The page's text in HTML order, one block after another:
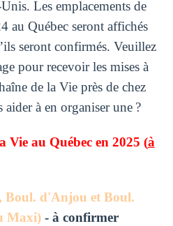
Les emplacements de
au Québec seront affichés
seront confirmés. Veuillez
pour recevoir les mises à
de la Vie près de chez
à en organiser une ?
Vie au Québec en 2025 (à
Boul. d'Anjou et Boul.
Maxi)- à confirmer